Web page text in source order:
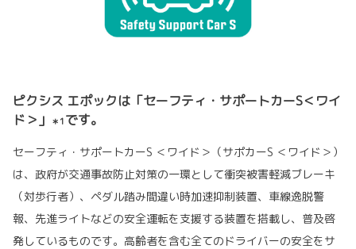
ピクシス エポックは「セーフティ・サポートカーS＜ワイ
ド＞」
＊1です。
セーフティ・サポートカーS ＜ワイド＞（サポカーS ＜ワイド＞）
は、政府が交通事故防止対策の一環として衝突被害軽減ブレーキ
（対歩行者）、ペダル踏み間違い時加速抑制装置、車線逸脱警
報、先進ライトなどの安全運転を支援する装置を搭載し、普及啓
発しているものです。高齢者を含む全てのドライバーの安全をサ